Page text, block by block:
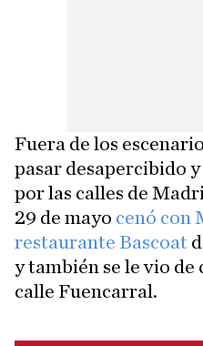
Fuera de los
pasar desapercibido y
por las calles de
29 de mayo cenó con
restaurante Bascoat
y también se le vio de
calle Fuencarral.